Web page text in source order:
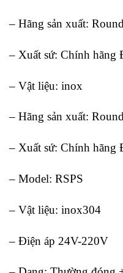
– Hãng sản xuất:
– Xuất sứ: Chính hãng
– Vật liệu: inox
– Hãng sản xuất:
– Xuất sứ: Chính hãng
– Model: RSPS
– Vật liệu: inox304
– Điện áp 24V-220V